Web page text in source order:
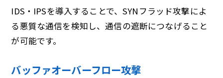
IDS・IPSを導入することで、SYNフラッド攻撃によ
る悪質な通信を検知し、通信の遮断につなげること
が可能です。
バッファオーバーフロー攻撃